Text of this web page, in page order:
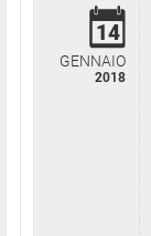
14
GENNAIO
2018